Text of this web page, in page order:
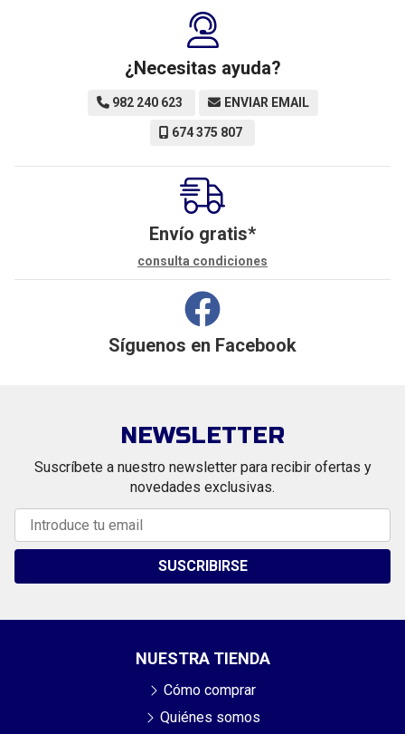
¿Necesitas ayuda?
982 240 623 ENVIAR EMAIL
674 375 807
Envío gratis*
consulta condiciones
Síguenos en Facebook
NEWSLETTER
Suscríbete a nuestro newsletter para recibir ofertas y
novedades exclusivas.
SUSCRIBIRSE
NUESTRA TIENDA
Cómo comprar
Quiénes somos